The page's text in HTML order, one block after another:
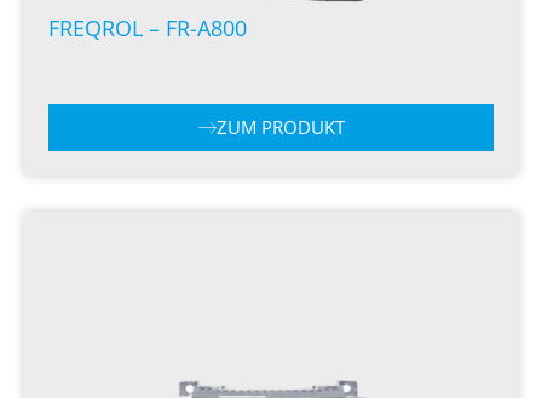
FREQROL – FR-A800
ZUM PRODUKT